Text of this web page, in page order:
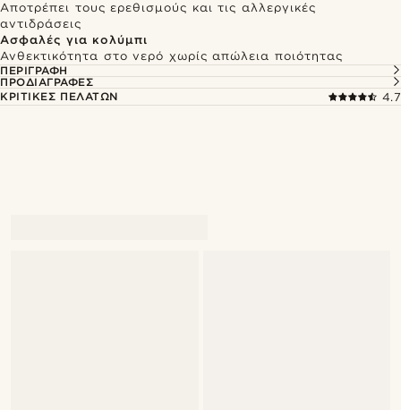
Αποτρέπει τους ερεθισμούς και τις αλλεργικές
αντιδράσεις
Ασφαλές για κολύμπι
Ανθεκτικότητα στο νερό χωρίς απώλεια ποιότητας
ΠΕΡΙΓΡΑΦΉ
ΠΡΟΔΙΑΓΡΑΦΈΣ
ΚΡΙΤΙΚΈΣ ΠΕΛΑΤΏΝ
4.7